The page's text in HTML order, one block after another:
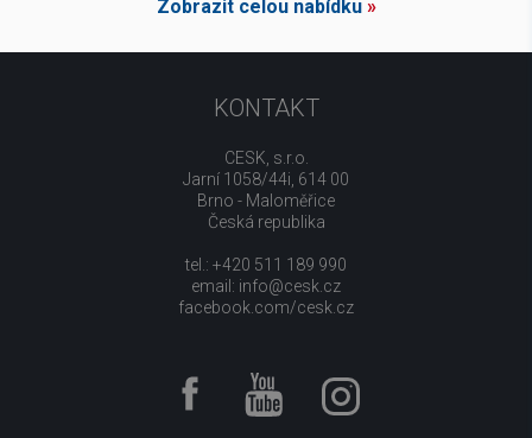
Zobrazit celou nabídku»
KONTAKT
CESK, s.r.o.
Jarní 1058/44i, 614 00
Brno - Maloměřice
Česká republika
tel.: +420 511 189 990
email: info@cesk.cz
facebook.com/cesk.cz